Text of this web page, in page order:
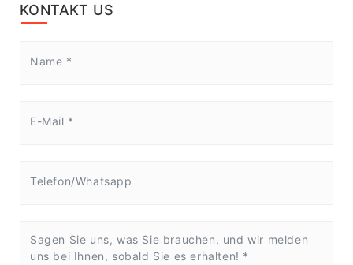
KONTAKT US